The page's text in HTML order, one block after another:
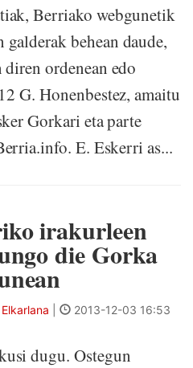
Berriako webgunetik
behean daude,
ordenean edo
G. Honenbestez, amaitu
Gorkari eta parte
E. Eskerri as...
irakurleen
die Gorka
2013-12-03 16:53
dugu. Ostegun